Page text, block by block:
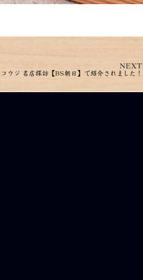
NEXT
ウジ 名店探訪【BS朝日】で紹介されました！